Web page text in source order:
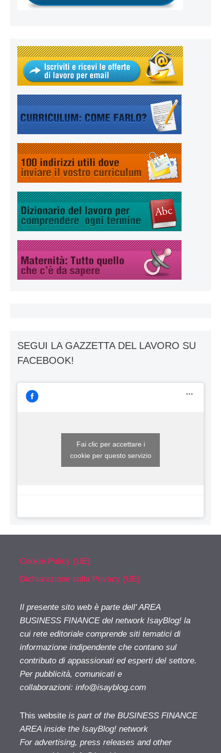
SEGUI LA GAZZETTA DEL LAVORO SU
FACEBOOK!
Fai clic per accettare i
cookie per questo servizio
Cookie Policy (UE)
Dichiarazione sulla Privacy (UE)
Il presente sito web è parte dell' AREA
BUSINESS FINANCE del network IsayBlog! la
cui rete editoriale comprende siti tematici di
informazione indipendente che contano sul
contributo di appassionati ed esperti del settore.
Per pubblicità, comunicati e
collaborazioni: info@isayblog.com
This website is part of the BUSINESS FINANCE
AREA inside the IsayBlog! network
For advertising, press releases and other